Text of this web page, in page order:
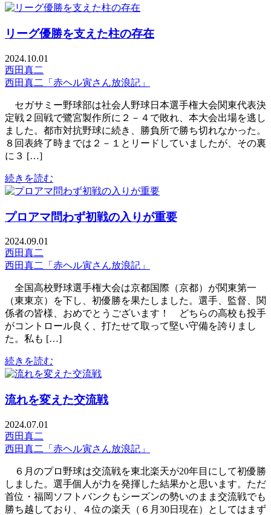
リーグ優勝を支えた柱の存在
2024.10.01
西田真二
西田真二「赤ヘル寅さん放浪記」
セガサミー野球部は社会人野球日本選手権大会関東代表決
定戦２回戦で鷺宮製作所に２－４で敗れ、本大会出場を逃し
ました。都市対抗野球に続き、勝負所で勝ち切れなかった。
８回表終了時までは２－１とリードしていましたが、その裏
に３ […]
続きを読む
プロアマ問わず初戦の入りが重要
2024.09.01
西田真二
西田真二「赤ヘル寅さん放浪記」
全国高校野球選手権大会は京都国際（京都）が関東第一
（東東京）を下し、初優勝を果たしました。選手、監督、関
係者の皆様、おめでとうございます！ どちらの高校も投手
がコントロール良く、打たせて取って堅い守備を誇りまし
た。私も […]
続きを読む
流れを変えた交流戦
2024.07.01
西田真二
西田真二「赤ヘル寅さん放浪記」
６月のプロ野球は交流戦を東北楽天が20年目にして初優勝
しました。選手個人が力を発揮した結果かと思います。ただ
首位・福岡ソフトバンクもシーズンの勢いのまま交流戦でも
勝ち越しており、４位の楽天（６月30日現在）としてはまず